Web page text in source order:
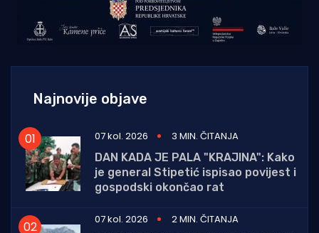
Najnovije objave
07 kol. 2026
3 MIN. ČITANJA
DAN KADA JE PALA "KRAJINA": Kako
je general Stipetić ispisao povijest i
gospodski okončao rat
07 kol. 2026
2 MIN. ČITANJA